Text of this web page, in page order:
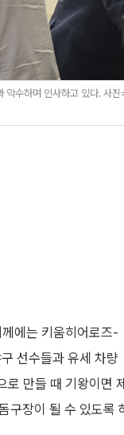
악수하며 인사하고 있다. 사진
에는 키움히어로즈-
선수들과 유세 차량
만들 때 기왕이면 제
구장이 될 수 있도록